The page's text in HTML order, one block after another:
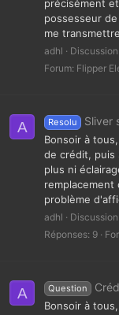
précisément
possesseur
me
adhl Discussion
Forum: Flipper
A Resolu Sliver
Bonsoir à
de crédit, puis
plus ni
problème
adhl Discussion
Réponses: 9
A Question
Bonsoir à